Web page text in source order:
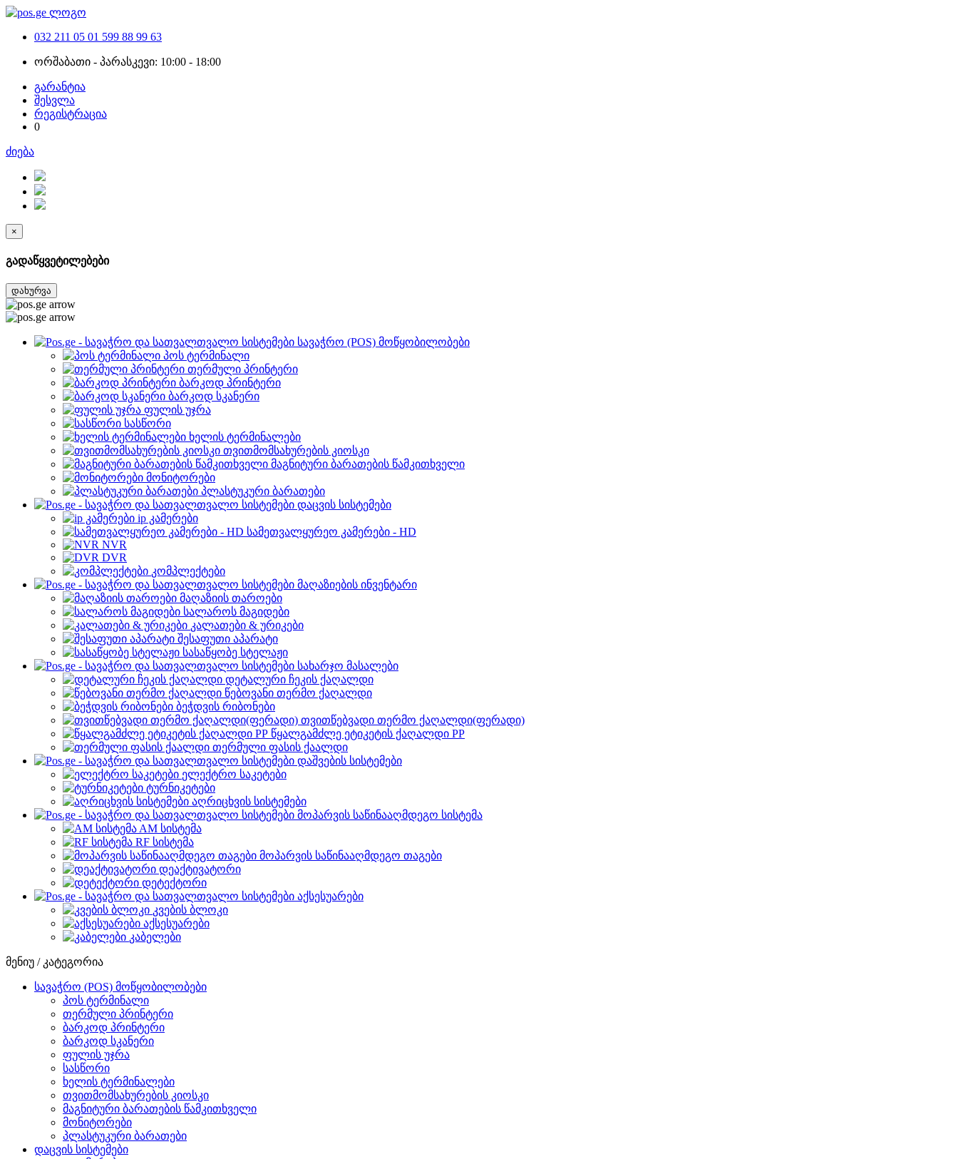
032 211 05 01 599 88 99 63
ორშაბათი - პარასკევი: 10:00 - 18:00
გარანტია
შესვლა
რეგისტრაცია
0
ძიება
×
გადაწყვეტილებები
დახურვა
სავაჭრო (POS) მოწყობილობები
პოს ტერმინალი
თერმული პრინტერი
ბარკოდ პრინტერი
ბარკოდ სკანერი
ფულის უჯრა
სასწორი
ხელის ტერმინალები
თვითმომსახურების კიოსკი
მაგნიტური ბარათების წამკითხველი
მონიტორები
პლასტუკური ბარათები
დაცვის სისტემები
ip კამერები
სამეთვალყურეო კამერები - HD
NVR
DVR
კომპლექტები
მაღაზიების ინვენტარი
მაღაზიის თაროები
სალაროს მაგიდები
კალათები & ურიკები
შესაფუთი აპარატი
სასაწყობე სტელაჟი
სახარჯო მასალები
დეტალური ჩეკის ქაღალდი
წებოვანი თერმო ქაღალდი
ბეჭდვის რიბონები
თვითწებვადი თერმო ქაღალდი(ფერადი)
წყალგამძლე ეტიკეტის ქაღალდი PP
თერმული ფასის ქაალდი
დაშვების სისტემები
ელექტრო საკეტები
ტურნიკეტები
აღრიცხვის სისტემები
მოპარვის საწინააღმდეგო სისტემა
AM სისტემა
RF სისტემა
მოპარვის საწინააღმდეგო თაგები
დეაქტივატორი
დეტექტორი
აქსესუარები
კვების ბლოკი
აქსესუარები
კაბელები
მენიუ / კატეგორია
სავაჭრო (POS) მოწყობილობები
პოს ტერმინალი
თერმული პრინტერი
ბარკოდ პრინტერი
ბარკოდ სკანერი
ფულის უჯრა
სასწორი
ხელის ტერმინალები
თვითმომსახურების კიოსკი
მაგნიტური ბარათების წამკითხველი
მონიტორები
პლასტუკური ბარათები
დაცვის სისტემები